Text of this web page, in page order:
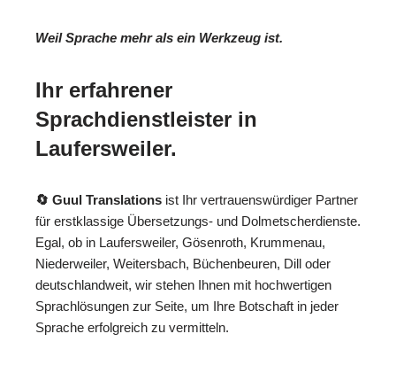
Weil Sprache mehr als ein Werkzeug ist.
Ihr erfahrener
Sprachdienstleister in
Laufersweiler.
🔄 Guul Translations ist Ihr vertrauenswürdiger Partner
für erstklassige Übersetzungs- und Dolmetscherdienste.
Egal, ob in Laufersweiler, Gösenroth, Krummenau,
Niederweiler, Weitersbach, Büchenbeuren, Dill oder
deutschlandweit, wir stehen Ihnen mit hochwertigen
Sprachlösungen zur Seite, um Ihre Botschaft in jeder
Sprache erfolgreich zu vermitteln.